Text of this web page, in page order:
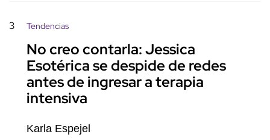
3 Tendencias
No creo contarla: Jessica
Esotérica se despide de redes
antes de ingresar a terapia
intensiva
Karla Espejel